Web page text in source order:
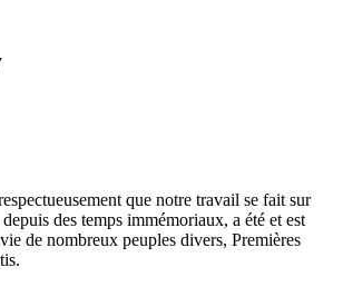
que notre travail se fait sur
des temps immémoriaux, a été et est
de nombreux peuples divers, Premières